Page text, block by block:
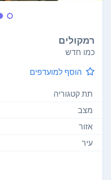
רמקולים
כמו חדש
הוסף למועדפים
תת קטגוריה
מצב
אזור
עיר